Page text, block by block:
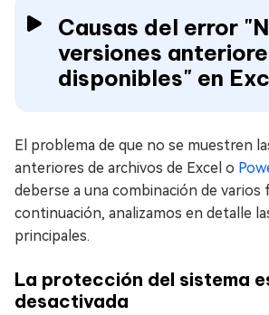
Causas del error
versiones
disponibles" en
El problema de que no se muestren
anteriores de archivos de Excel o
deberse a una combinación de varios
continuación, analizamos en detalle
principales.
La protección del sistema
desactivada